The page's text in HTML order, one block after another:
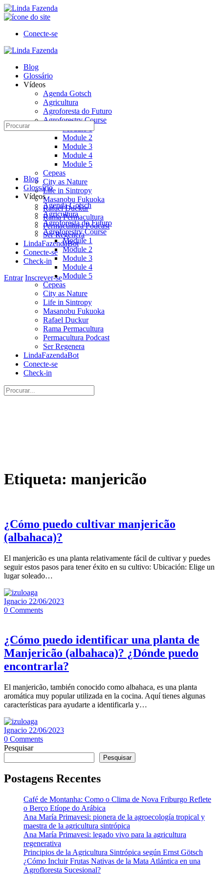
Toggle
Side
Conecte-se
Toggle
Panel
Blog
Glossário
Vídeos
Agenda Gotsch
Agricultura
Agroforesta do Futuro
Agroforestry Course
Module 1
Module 2
Module 3
Module 4
Module 5
Cepeas
City as Nature
Life in Sintropy
Masanobu Fukuoka
Rafael Duckur
Rama Permacultura
Permacultura Podcast
Ser Regenera
LindaFazendaBot
Conecte-se
Check-in
More
Entrar Inscrever-se
Procurar:
Blog
Glossário
Vídeos
Agenda Gotsch
Agricultura
Agroforesta do Futuro
Agroforestry Course
Module 1
Module 2
Module 3
Module 4
Module 5
Cepeas
City as Nature
Life in Sintropy
Masanobu Fukuoka
Rafael Duckur
Rama Permacultura
Permacultura Podcast
Ser Regenera
LindaFazendaBot
Conecte-se
Check-in
Procurar:
Etiqueta: manjericão
¿Cómo puedo cultivar manjericão
(albahaca)?
El manjericão es una planta relativamente fácil de cultivar y puedes
seguir estos pasos para tener éxito en su cultivo: Ubicación: Elige un
lugar soleado…
Ignacio 22/06/2023
0 Comments
¿Cómo puedo identificar una planta de
Manjericão (albahaca)? ¿Dónde puedo
encontrarla?
El manjericão, también conocido como albahaca, es una planta
aromática muy popular utilizada en la cocina. Aquí tienes algunas
características para ayudarte a identificarla y…
Ignacio 22/06/2023
0 Comments
Pesquisar
Pesquisar
Postagens Recentes
Café de Montanha: Como o Clima de Nova Friburgo Reflete
o Berço Etíope do Arábica
Ana María Primavesi: pionera de la agroecología tropical y
maestra de la agricultura sintrópica
Ana María Primavesi: legado vivo para la agricultura
regenerativa
Principios de la Agricultura Sintrópica según Ernst Götsch
¿Cómo Incluir Frutas Nativas de la Mata Atlántica en una
Agrofloresta Sucesional?